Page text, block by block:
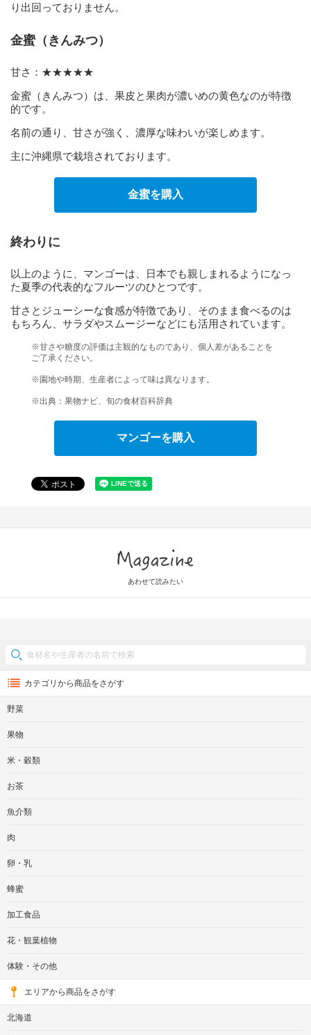
り出回っておりません。
金蜜（きんみつ）
甘さ：★★★★★
金蜜（きんみつ）は、果皮と果肉が濃いめの黄色なのが特徴
的です。
名前の通り、甘さが強く、濃厚な味わいが楽しめます。
主に沖縄県で栽培されております。
金蜜を購入
終わりに
以上のように、マンゴーは、日本でも親しまれるようになっ
た夏季の代表的なフルーツのひとつです。
甘さとジューシーな食感が特徴であり、そのまま食べるのは
もちろん、サラダやスムージーなどにも活用されています。
※甘さや糖度の評価は主観的なものであり、個人差があることを
ご了承ください。
※園地や時期、生産者によって味は異なります。
※出典：果物ナビ、旬の食材百科辞典
マンゴーを購入
あわせて読みたい
カテゴリから商品をさがす
野菜
果物
米・穀類
お茶
魚介類
肉
卵・乳
蜂蜜
加工食品
花・観葉植物
体験・その他
エリアから商品をさがす
北海道